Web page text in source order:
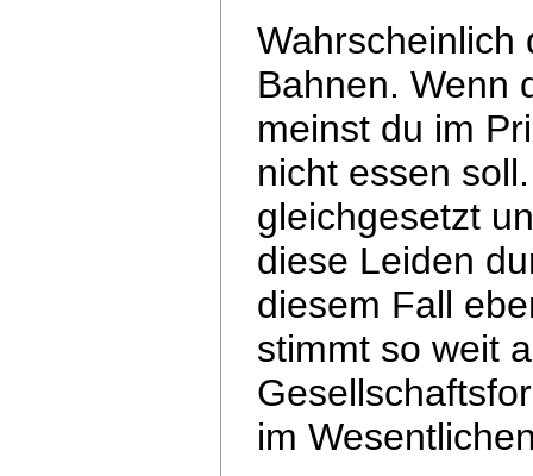
Wahrscheinlich
Bahnen. Wenn
meinst du im
nicht essen
gleichgesetzt
diese Leiden
diesem Fall
stimmt so weit
im